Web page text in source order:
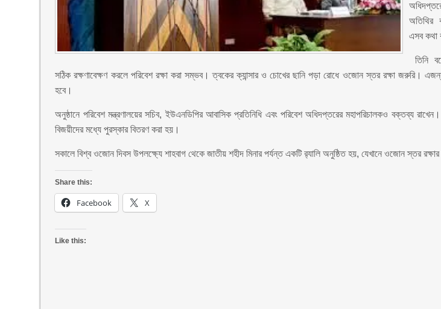
অতিথির
এসব কথা
তিনি
সঠিক রক্ষণাবেক্ষণ করলে পরিবেশ রক্ষা করা সম্ভব। ত্বকের ক্যান্সার ও চোখের ছানি পড়া রোধে ওজোন স্তর রক্ষা জরুরি।
হবে।
অনুষ্ঠানে পরিবেশ মন্ত্রণালয়ের সচিব, ইউএনডিপির আবাসিক প্রতিনিধি এবং পরিবেশ অধিদপ্তরের মহাপরিচালকও বক্তব্য
বিজয়ীদের মধ্যে পুরস্কার বিতরণ করা হয়।
সকালে বিশ্ব ওজোন দিবস উপলক্ষ্যে শাহবাগ থেকে জাতীয় শহীদ মিনার পর্যন্ত একটি র‍্যালি অনুষ্ঠিত হয়, যেখানে ওজোন স্তর রক্ষার
Share this:
Facebook X
Like this: